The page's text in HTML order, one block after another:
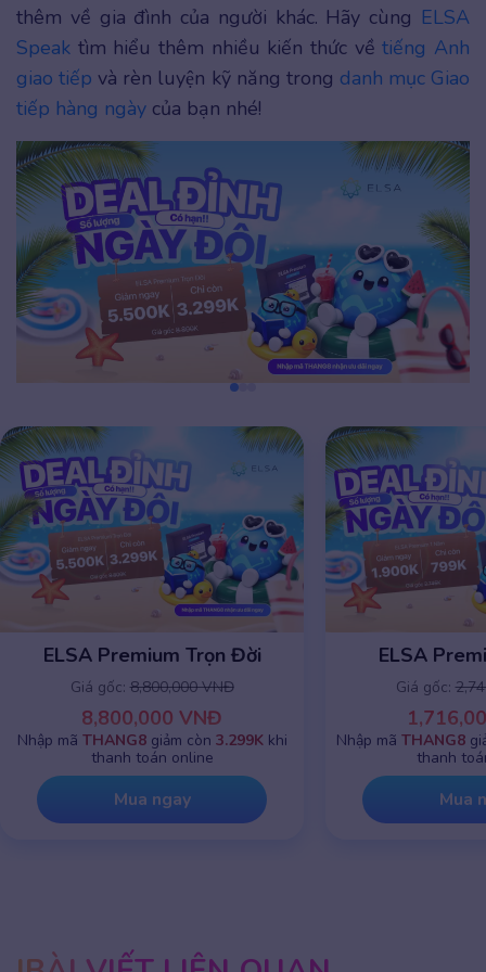
thêm về gia đình của người khác. Hãy cùng ELSA
Speak tìm hiểu thêm nhiều kiến thức vềtiếng Anh
giao tiếp và rèn luyện kỹ năng trong danh mục Giao
tiếp hàng ngày của bạn nhé!
ELSA Premium 1 năm
Giá gốc: 2,745,000 VNĐ
1,716,000 VNĐ
Nhập mãTHANG8giảm chỉ còn799K khi
thanh toán online
Mua ngay
ELSA
Giá gốc:
Nhập mãTHANG8
thanh
Mua